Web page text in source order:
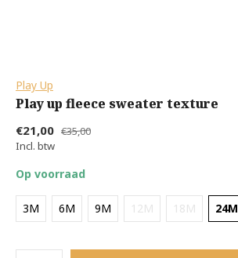
Play Up
Play up fleece sweater texture
€21,00 €35,00
Incl. btw
Op voorraad
3M 6M 9M 12M 18M 24M